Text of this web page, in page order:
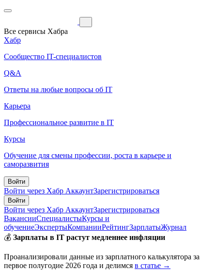
Все сервисы Хабра
Хабр
Сообщество IT-специалистов
Q&A
Ответы на любые вопросы об IT
Карьера
Профессиональное развитие в IT
Курсы
Обучение для смены профессии, роста в карьере и
саморазвития
Войти
Войти через Хабр АккаунтЗарегистрироваться
Войти
Войти через Хабр АккаунтЗарегистрироваться
ВакансииСпециалистыКурсы и
обучениеЭкспертыКомпанииРейтингЗарплатыЖурнал
💰 Зарплаты в IT растут медленнее инфляции
Проанализировали данные из зарплатного калькулятора за
первое полугодие 2026 года и делимся в статье →